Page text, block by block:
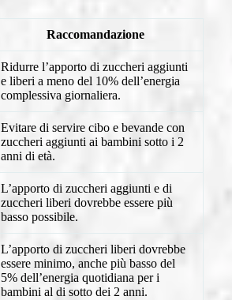
Raccomandazione
Ridurre l’apporto di zuccheri aggiunti
e liberi a meno del 10% dell’energia
complessiva giornaliera.
Evitare di servire cibo e bevande con
zuccheri aggiunti ai bambini sotto i 2
anni di età.
L’apporto di zuccheri aggiunti e di
zuccheri liberi dovrebbe essere più
basso possibile.
L’apporto di zuccheri liberi dovrebbe
essere minimo, anche più basso del
5% dell’energia quotidiana per i
bambini al di sotto dei 2 anni.